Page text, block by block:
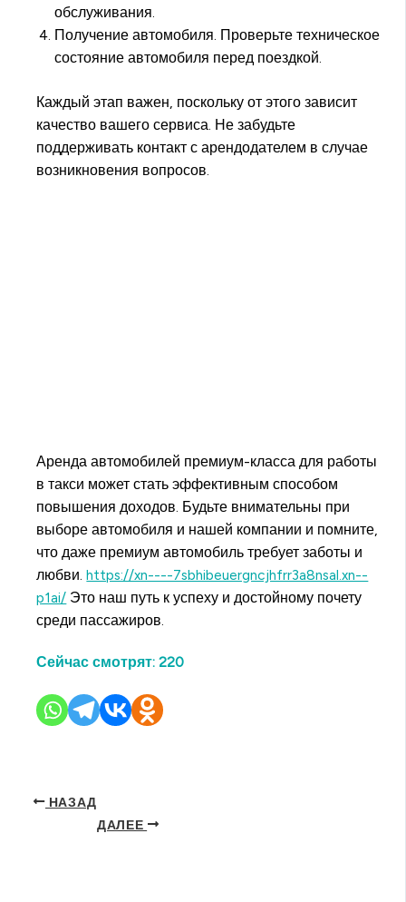
обслуживания.
Получение автомобиля. Проверьте техническое
состояние автомобиля перед поездкой.
Каждый этап важен, поскольку от этого зависит
качество вашего сервиса. Не забудьте
поддерживать контакт с арендодателем в случае
возникновения вопросов.
Аренда автомобилей премиум-класса для работы
в такси может стать эффективным способом
повышения доходов. Будьте внимательны при
выборе автомобиля и нашей компании и помните,
что даже премиум автомобиль требует заботы и
любви.https://xn----7sbhibeuergncjhfrr3a8nsal.xn--
p1ai/ Это наш путь к успеху и достойному почету
среди пассажиров.
Сейчас смотрят: 220
НАЗАД
ДАЛЕЕ